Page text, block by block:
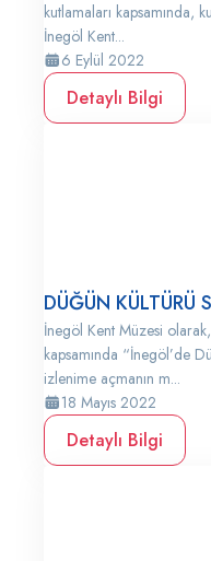
kutlamaları kapsamında,
İnegöl Kent...
6 Eylül 2022
Detaylı Bilgi
DÜĞÜN KÜLTÜRÜ
İnegöl Kent Müzesi
kapsamında “İnegöl’de
izlenime açmanın m...
18 Mayıs 2022
Detaylı Bilgi